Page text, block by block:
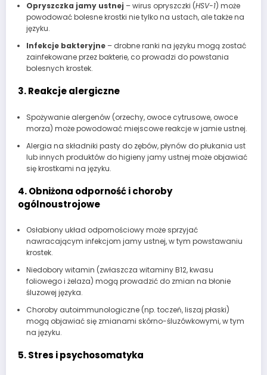
Opryszczka jamy ustnej – wirus opryszczki (HSV-1) może
powodować bolesne krostki nie tylko na ustach, ale także na
języku.
Infekcje bakteryjne– drobne ranki na języku mogą zostać
zainfekowane przez bakterie, co prowadzi do powstania
bolesnych krostek.
3. Reakcje alergiczne
Spożywanie alergenów (orzechy, owoce cytrusowe, owoce
morza) może powodować miejscowe reakcje w jamie ustnej.
Alergia na składniki pasty do zębów, płynów do płukania ust
lub innych produktów do higieny jamy ustnej może objawiać
się krostkami na języku.
4. Obniżona odporność i choroby
ogólnoustrojowe
Osłabiony układ odpornościowy może sprzyjać
nawracającym infekcjom jamy ustnej, w tym powstawaniu
krostek.
Niedobory witamin (zwłaszcza witaminy B12, kwasu
foliowego i żelaza) mogą prowadzić do zmian na błonie
śluzowej języka.
Choroby autoimmunologiczne (np. toczeń, liszaj płaski)
mogą objawiać się zmianami skórno-śluzówkowymi, w tym
na języku.
5. Stres i psychosomatyka